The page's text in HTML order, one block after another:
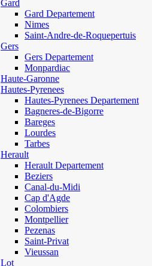
Gard
Gard Departement
Nimes
Saint-Andre-de-Roquepertuis
Gers
Gers Departement
Monpardiac
Haute-Garonne
Hautes-Pyrenees
Hautes-Pyrenees Departement
Bagneres-de-Bigorre
Bareges
Lourdes
Tarbes
Herault
Herault Departement
Beziers
Canal-du-Midi
Cap d'Agde
Colombiers
Montpellier
Pezenas
Saint-Privat
Vieussan
Lot